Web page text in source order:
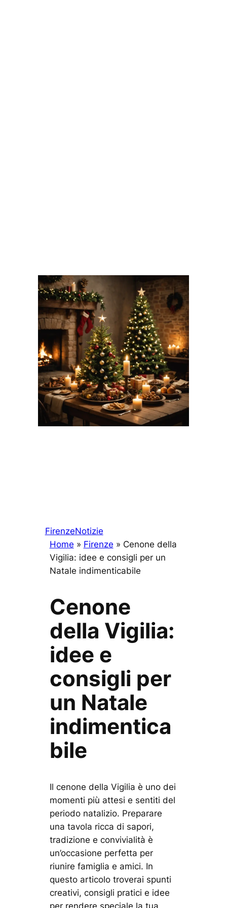
FirenzeNotizie
Home » Firenze » Cenone della
Vigilia: idee e consigli per un
Natale indimenticabile
Cenone
della Vigilia:
idee e
consigli per
un Natale
indimentica
bile
Il cenone della Vigilia è uno dei
momenti più attesi e sentiti del
periodo natalizio. Preparare
una tavola ricca di sapori,
tradizione e convivialità è
un’occasione perfetta per
riunire famiglia e amici. In
questo articolo troverai spunti
creativi, consigli pratici e idee
per rendere speciale la tua